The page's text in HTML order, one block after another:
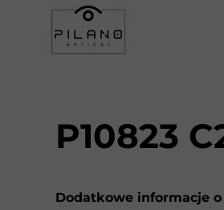
Dodatkowe informacje
P10823